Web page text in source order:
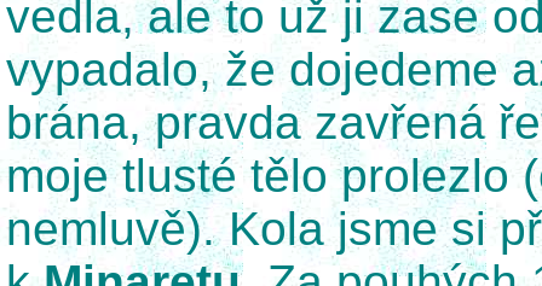
vedla, ale to už ji zase
vypadalo, že dojedeme
brána, pravda zavřená
moje tlusté tělo prolezlo
nemluvě). Kola jsme si